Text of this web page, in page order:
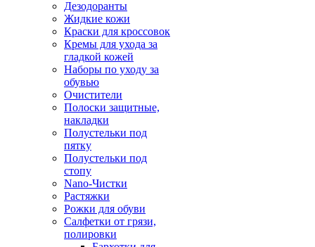
Дезодоранты
Жидкие кожи
Краски для кроссовок
Кремы для ухода за
гладкой кожей
Наборы по уходу за
обувью
Очистители
Полоски защитные,
накладки
Полустельки под
пятку
Полустельки под
стопу
Nano-Чистки
Растяжки
Рожки для обуви
Салфетки от грязи,
полировки